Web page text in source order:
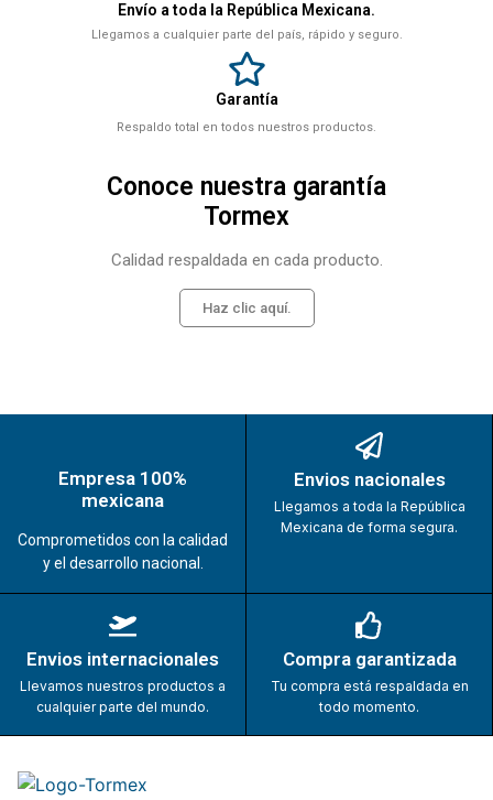
Envío a toda la República Mexicana.
Llegamos a cualquier parte del país, rápido y seguro.
Garantía
Respaldo total en todos nuestros productos.
Conoce nuestra garantía
Tormex
Calidad respaldada en cada producto.
Haz clic aquí.
Empresa 100%
mexicana
Comprometidos con la calidad
y el desarrollo nacional.
Envios nacionales
Llegamos a toda la República
Mexicana de forma segura.
Envios internacionales
Llevamos nuestros productos a
cualquier parte del mundo.
Compra garantizada
Tu compra está respaldada en
todo momento.